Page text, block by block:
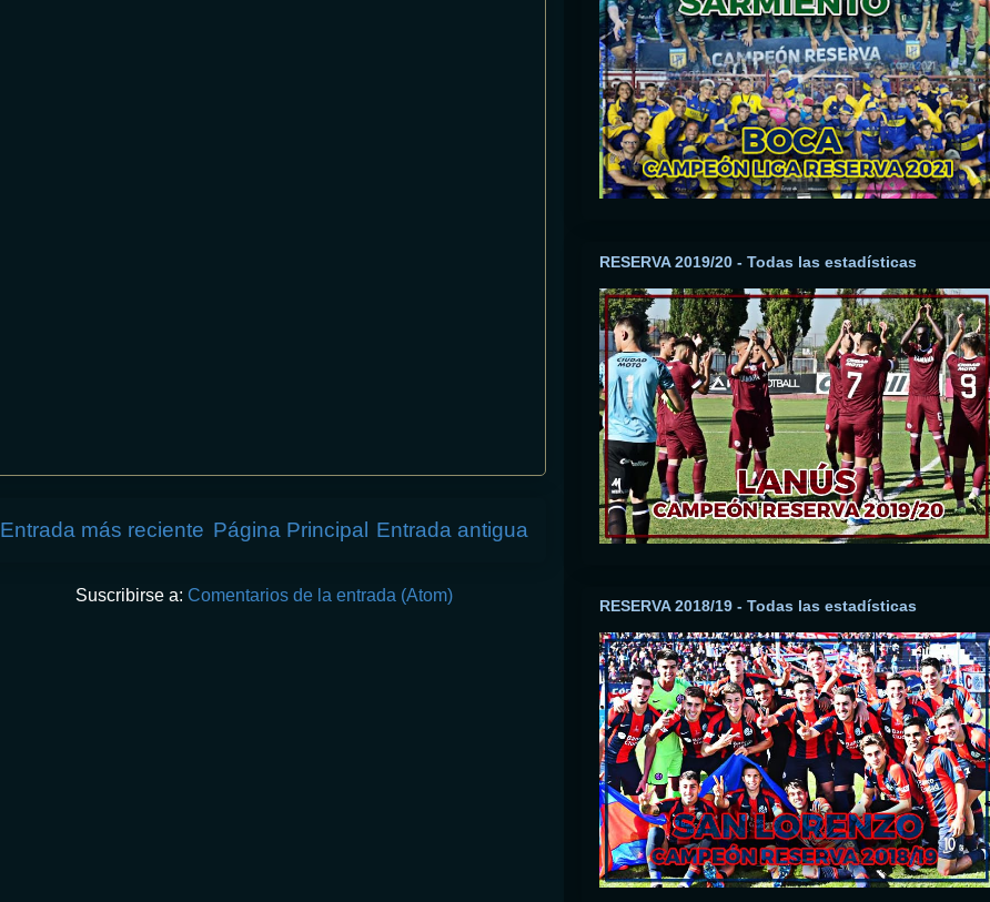
Entrada más reciente Entrada antigua
Página Principal
Suscribirse a: Comentarios de la entrada (Atom)
RESERVA 2019/20 - Todas las estadísticas
RESERVA 2018/19 - Todas las estadísticas